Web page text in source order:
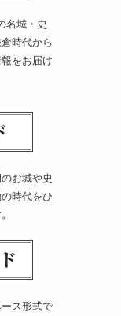
名城・史
時代から
をお届け
お城や史
時代をひ
ス形式で